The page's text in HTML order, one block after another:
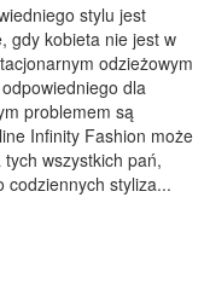
stylu jest
gdy kobieta nie jest w
odzieżowym
dla
problemem są
Infinity Fashion może
wszystkich pań,
codziennych styliza...